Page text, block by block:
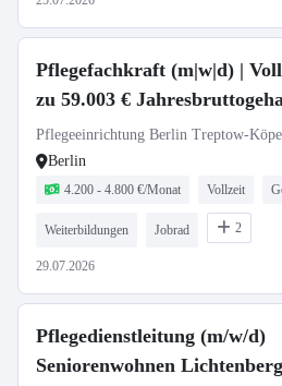
Pflegefachkraft (m|w|d) |
zu 59.003 €
Pflegeeinrichtung Berlin Treptow-
Berlin
4.200 - 4.800 €/Monat Vollzeit
Weiterbildungen Jobrad 2
29.07.2026
Pflegedienstleitung (m/w/d)
Seniorenwohnen Lichtenberg